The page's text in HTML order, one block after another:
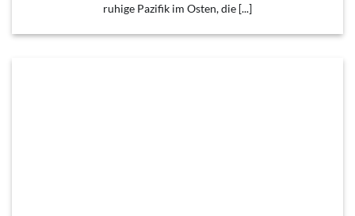
ruhige Pazifik im Osten, die [...]